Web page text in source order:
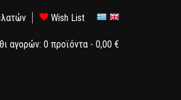
Wish List
αγορών: 0 προϊόντα - 0,00 €